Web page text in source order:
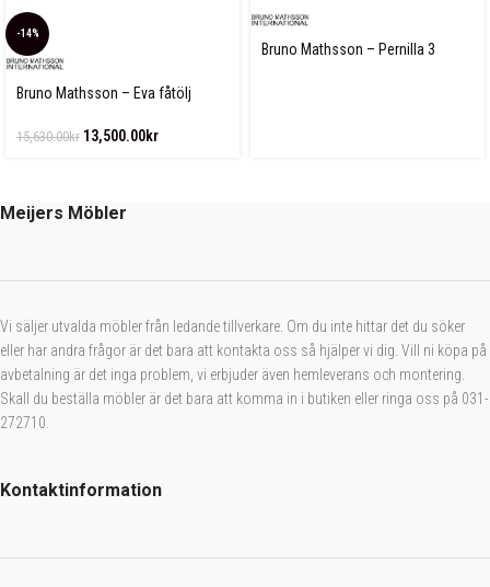
-14%
Bruno Mathsson – Eva fåtölj
15,630.00kr 13,500.00kr
Bruno Mathsson – Pernilla 3
Meijers Möbler
Vi säljer utvalda möbler från ledande tillverkare. Om du inte hittar det du söker
eller har andra frågor är det bara att kontakta oss så hjälper vi dig. Vill ni köpa på
avbetalning är det inga problem, vi erbjuder även hemleverans och montering.
Skall du beställa möbler är det bara att komma in i butiken eller ringa oss på 031-
272710.
Kontaktinformation